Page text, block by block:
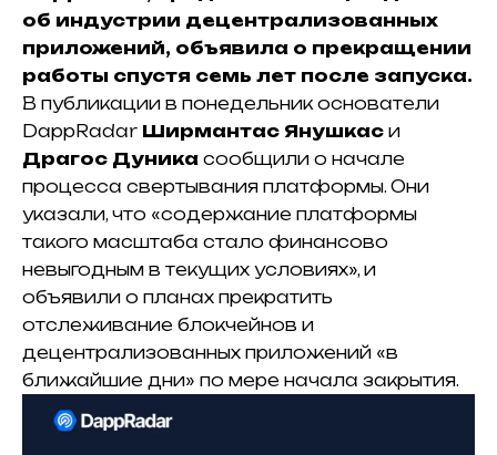
об индустрии децентрализованных
приложений, объявила о прекращении
работы спустя семь лет после запуска.
В публикации в понедельник основатели
DappRadar Ширмантас Янушкас и
Драгос Дуника сообщили о начале
процесса свертывания платформы. Они
указали, что «содержание платформы
такого масштаба стало финансово
невыгодным в текущих условиях», и
объявили о планах прекратить
отслеживание блокчейнов и
децентрализованных приложений «в
ближайшие дни» по мере начала закрытия.